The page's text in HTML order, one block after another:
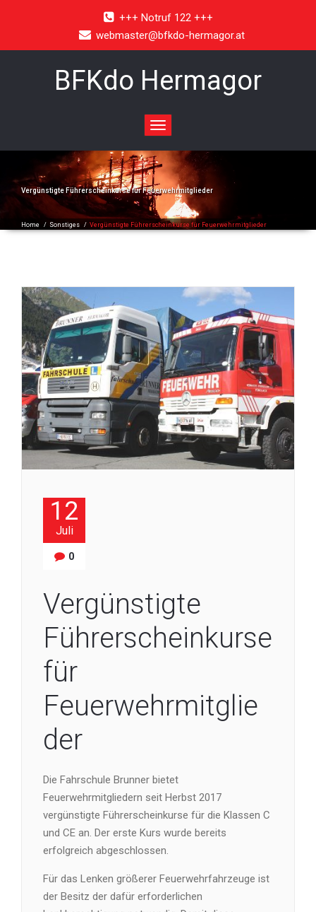
+++ Notruf 122 +++
webmaster@bfkdo-hermagor.at
BFKdo Hermagor
Toggle
navigation
Vergünstigte Führerscheinkurse für Feuerwehrmitglieder
Home / Sonstiges / Vergünstigte Führerscheinkurse für Feuerwehrmitglieder
12
Juli
0
Vergünstigte
Führerscheinkurse
für
Feuerwehrmitglie
der
Die Fahrschule Brunner bietet
Feuerwehrmitgliedern seit Herbst 2017
vergünstigte Führerscheinkurse für die Klassen C
und CE an. Der erste Kurs wurde bereits
erfolgreich abgeschlossen.
Für das Lenken größerer Feuerwehrfahrzeuge ist
der Besitz der dafür erforderlichen